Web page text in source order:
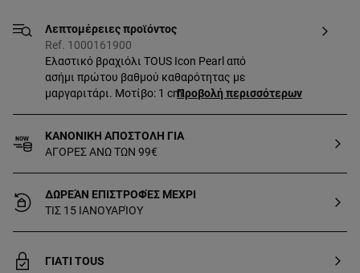
Λεπτομέρειες προϊόντος
Ref. 1000161900
Ελαστικό βραχιόλι TOUS Icon Pearl από
ασήμι πρώτου βαθμού καθαρότητας με
μαργαριτάρι. Μοτίβο: 1 cm.Προβολή περισσότερων
ΚΑΝΟΝΙΚΗ ΑΠΟΣΤΟΛΗ ΓΙΑ
ΑΓΟΡΕΣ ΑΝΩ ΤΩΝ 99€
ΔΩΡΕΆΝ ΕΠΙΣΤΡΟΦΈΣ ΜΈΧΡΙ
ΤΙΣ 15 ΙΑΝΟΥΑΡΊΟΥ
ΓΙΑΤΙ TOUS